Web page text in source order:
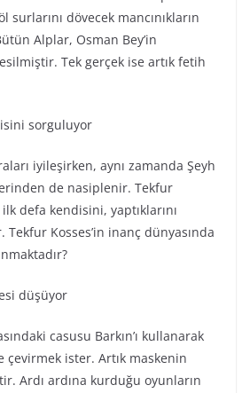
surlarını dövecek mancınıkların
Alplar, Osman Bey’in
Tek gerçek ise artık fetih
sorguluyor
iyileşirken, aynı zamanda Şeyh
de nasiplenir. Tekfur
defa kendisini, yaptıklarını
Kosses’in inanç dünyasında
düşüyor
casusu Barkın’ı kullanarak
çevirmek ister. Artık maskenin
Ardı ardına kurduğu oyunların